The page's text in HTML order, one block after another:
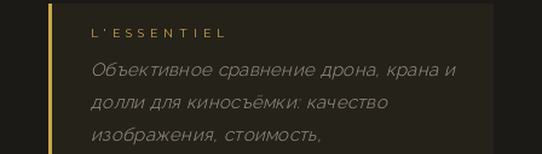
L'ESSENTIEL
Объективное сравнение дрона, крана и
долли для киносъёмки: качество
изображения, стоимость,